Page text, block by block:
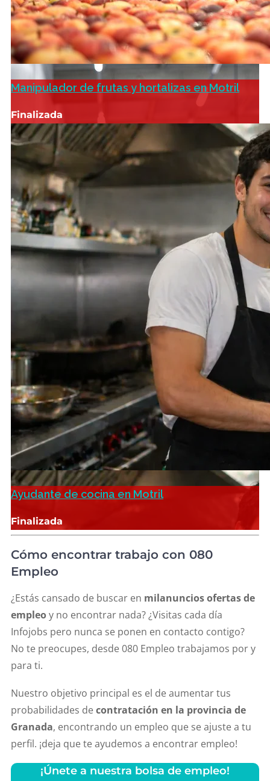
Manipulador de frutas y hortalizas en Motril
Finalizada
Ayudante de cocina en Motril
Finalizada
Cómo encontrar trabajo con 080
Empleo
¿Estás cansado de buscar en milanuncios ofertas de
empleoy no encontrar nada? ¿Visitas cada día
Infojobs pero nunca se ponen en contacto contigo?
No te preocupes, desde 080 Empleo trabajamos por y
para ti.
Nuestro objetivo principal es el de aumentar tus
probabilidades decontratación en la provincia de
Granada, encontrando un empleo que se ajuste a tu
perfil. ¡deja que te ayudemos a encontrar empleo!
¡Únete a nuestra bolsa de empleo!